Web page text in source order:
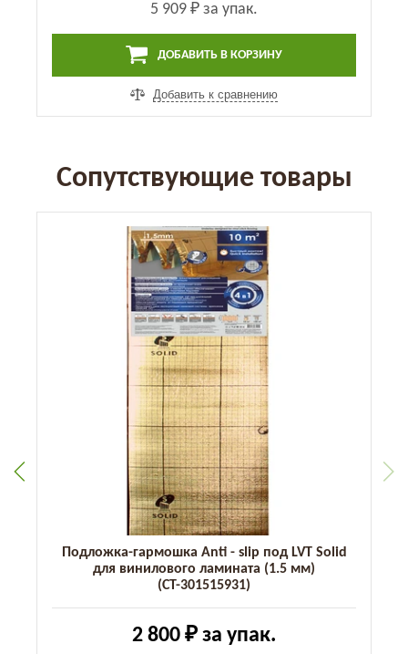
5 909 ₽ за упак.
ДОБАВИТЬ В КОРЗИНУ
Добавить к сравнению
Сопутствующие товары
Подложка-гармошка Anti - slip под LVT Solid
для винилового ламината (1.5 мм)
(СТ-301515931)
2 800 ₽ за упак.